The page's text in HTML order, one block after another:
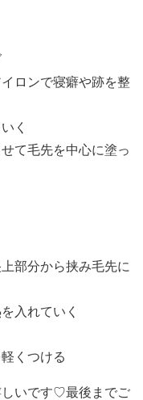
ロンで寝癖や跡を整
く
て毛先を中心に塗っ
部分から挟み毛先に
入れていく
くつける
いです♡最後までご